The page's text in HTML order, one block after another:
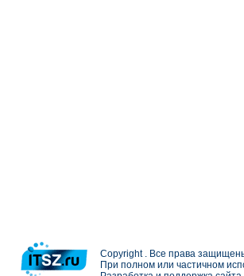
Copyright . Все права
При полном или частичном